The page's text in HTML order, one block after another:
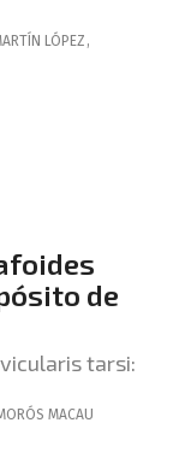
LÓPEZ ,
de
tarsi:
MACAU